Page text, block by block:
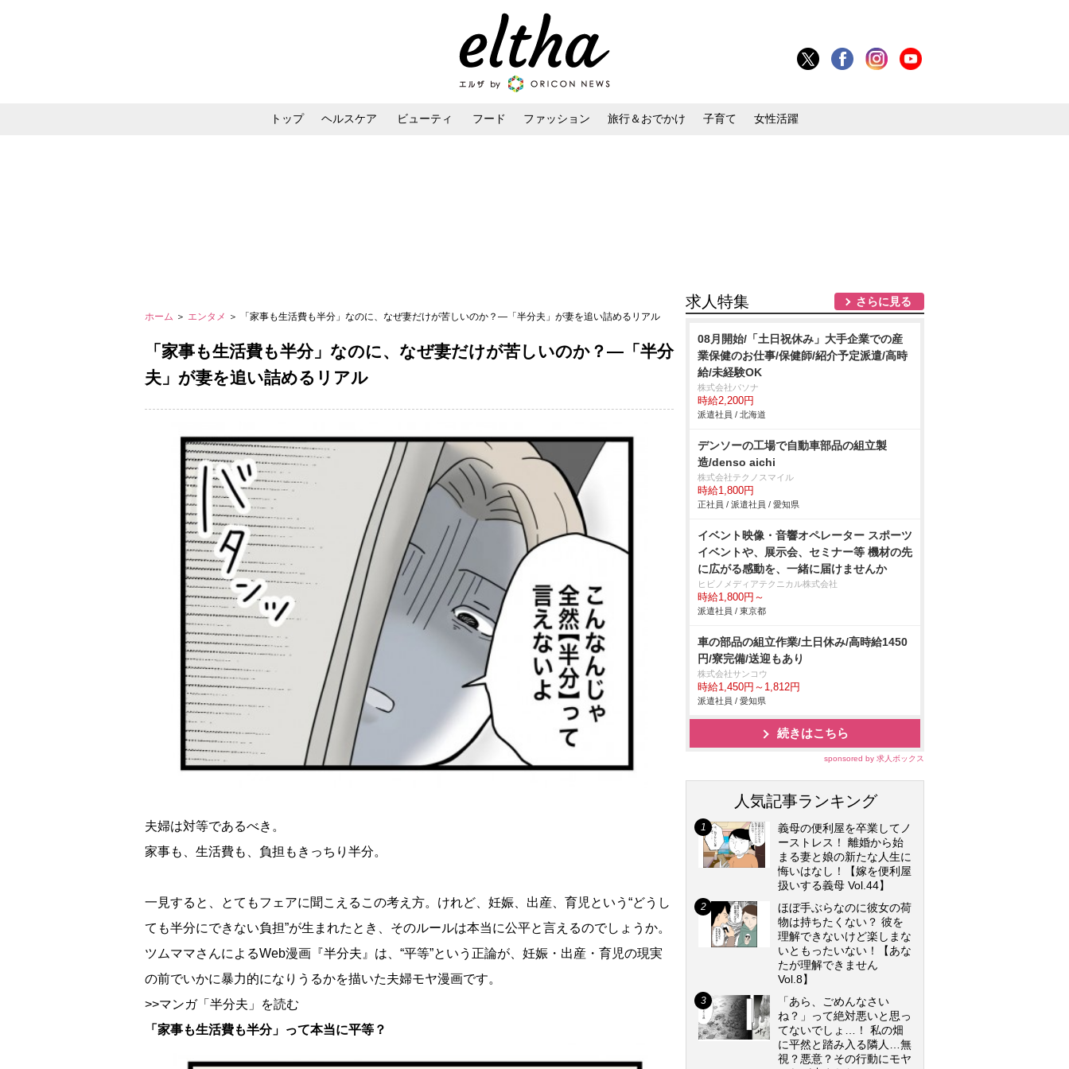
トップ ヘルスケア ビューティ フード ファッション 旅行＆おでかけ 子育て 女性活躍
ホーム ＞ エンタメ ＞ 「家事も生活費も半分」なのに、なぜ妻だけが苦しいのか？―「半分夫」が妻を追い詰めるリアル
「家事も生活費も半分」なのに、なぜ妻だけが苦しいのか？―「半分
夫」が妻を追い詰めるリアル
夫婦は対等であるべき。
家事も、生活費も、負担もきっちり半分。
一見すると、とてもフェアに聞こえるこの考え方。けれど、妊娠、出産、育児という“どうし
ても半分にできない負担”が生まれたとき、そのルールは本当に公平と言えるのでしょうか。
ツムママさんによるWeb漫画『半分夫』は、“平等”という正論が、妊娠・出産・育児の現実
の前でいかに暴力的になりうるかを描いた夫婦モヤ漫画です。
>>マンガ「半分夫」を読む
「家事も生活費も半分」って本当に平等？
求人特集 さらに見る
08月開始/「土日祝休み」大手企業での産
業保健のお仕事/保健師/紹介予定派遣/高時
給/未経験OK
株式会社パソナ
時給2,200円
派遣社員 / 北海道
デンソーの工場で自動車部品の組立製
造/denso aichi
株式会社テクノスマイル
時給1,800円
正社員 / 派遣社員 / 愛知県
イベント映像・音響オペレーター スポーツ
イベントや、展示会、セミナー等 機材の先
に広がる感動を、一緒に届けませんか
ヒビノメディアテクニカル株式会社
時給1,800円～
派遣社員 / 東京都
車の部品の組立作業/土日休み/高時給1450
円/寮完備/送迎もあり
株式会社サンコウ
時給1,450円～1,812円
派遣社員 / 愛知県
続きはこちら
sponsored by 求人ボックス
人気記事ランキング
義母の便利屋を卒業してノ
ーストレス！ 離婚から始
まる妻と娘の新たな人生に
悔いはなし！【嫁を便利屋
扱いする義母 Vol.44】
ほぼ手ぶらなのに彼女の荷
物は持ちたくない？ 彼を
理解できないけど楽しまな
いともったいない！【あな
たが理解できません
Vol.8】
「あら、ごめんなさい
ね？」って絶対悪いと思っ
てないでしょ…！ 私の畑
に平然と踏み入る隣人…無
視？悪意？その行動にモヤ